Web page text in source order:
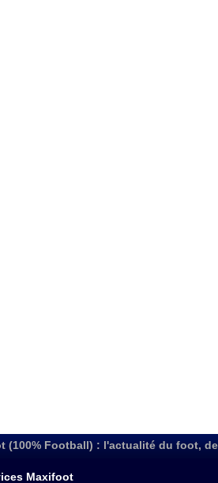
(100% Football) : l'actualité du foot,
Maxifoot